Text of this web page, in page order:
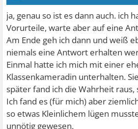
ja, genau so ist es dann auch. ich
Vorurteile, warte aber auf eine
Am Ende geh ich dann und weiß
niemals eine Antwort erhalten
Einmal hatte ich mich mit einer
Klassenkameradin unterhalten.
später fand ich die Wahrheit raus,
Ich fand es (für mich) aber
so etwas Kleinlichem lügen
unnötig gewesen.